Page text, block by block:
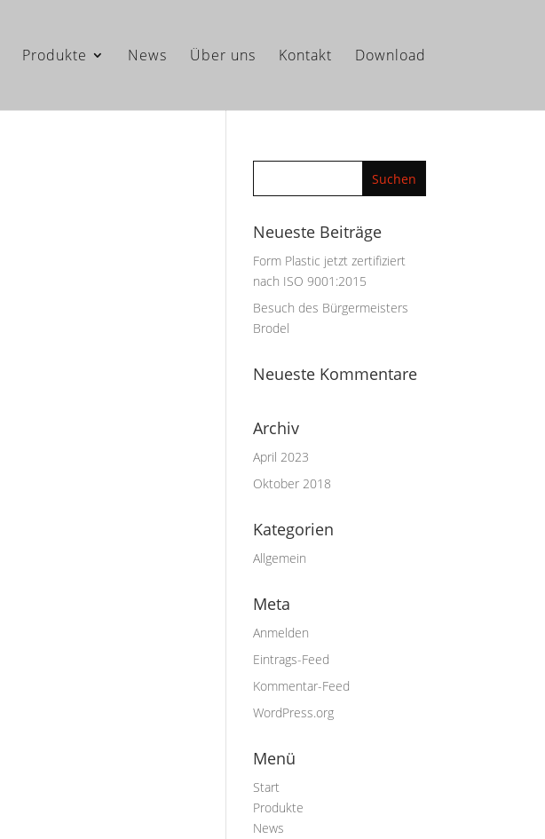
Produkte News Über uns Kontakt Download
Neueste Beiträge
Form Plastic jetzt zertifiziert
nach ISO 9001:2015
Besuch des Bürgermeisters
Brodel
Neueste Kommentare
Archiv
April 2023
Oktober 2018
Kategorien
Allgemein
Meta
Anmelden
Eintrags-Feed
Kommentar-Feed
WordPress.org
Menü
Start
Produkte
News